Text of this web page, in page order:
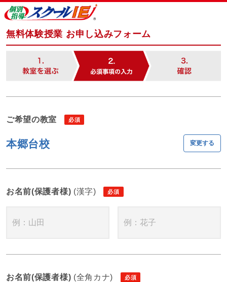
無料体験授業 お申し込みフォーム
ご希望の教室
本郷台校 変更する
お名前(保護者様) (漢字)
お名前(保護者様) (全角カナ)